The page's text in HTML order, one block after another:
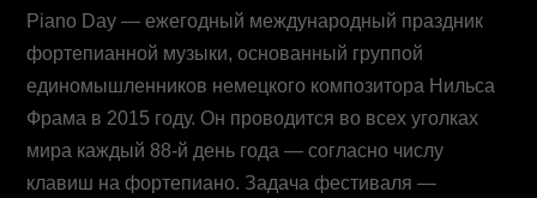
Piano Day — ежегодный международный праздник
фортепианной музыки, основанный группой
единомышленников немецкого композитора Нильса
Фрама в 2015 году. Он проводится во всех уголках
мира каждый 88-й день года — согласно числу
клавиш на фортепиано. Задача фестиваля —